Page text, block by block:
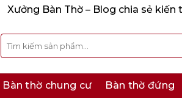
Xưởng Bàn Thờ – Blog chia sẻ
Tìm
kiếm:
Bàn thờ chung cư Bàn thờ đứng